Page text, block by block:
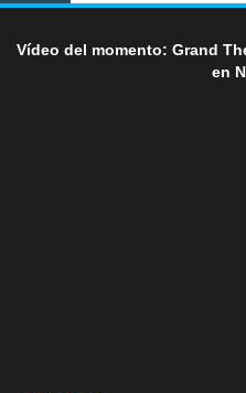
Vídeo del momento: Grand
en